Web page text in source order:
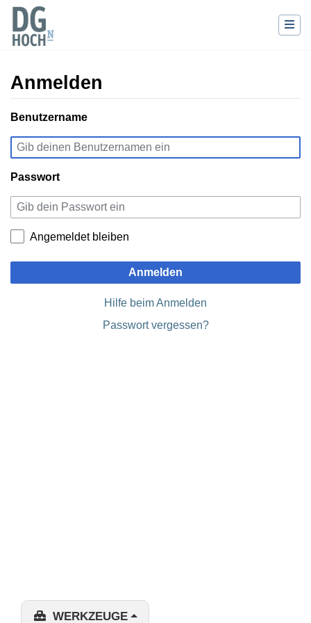
Anmelden
Wechseln zu:Navigation
Benutzername
Passwort
Angemeldet bleiben
Anmelden
Hilfe beim Anmelden
Passwort vergessen?
WERKZEUGE